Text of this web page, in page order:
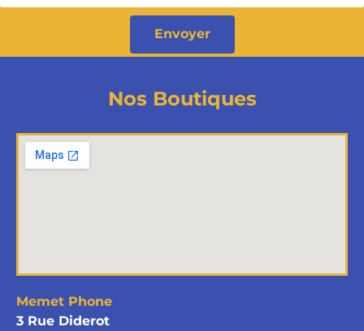
Envoyer
Nos Boutiques
Memet Phone
3 Rue Diderot